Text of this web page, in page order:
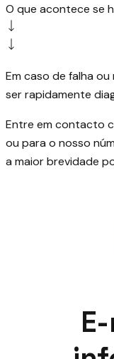
O que acontece se
Em caso de falha
ser rapidamente
Entre em contacto
ou para o nosso
a maior brevidade